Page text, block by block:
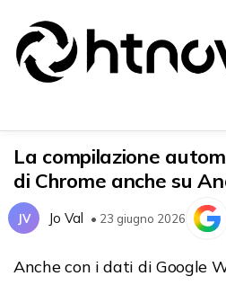
La compilazione
di Chrome anche su
JV Jo Val • 23 giugno 2026
Anche con i dati di Google